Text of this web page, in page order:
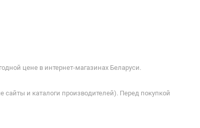
цене в интернет-магазинах Беларуси.
и каталоги производителей). Перед покупкой